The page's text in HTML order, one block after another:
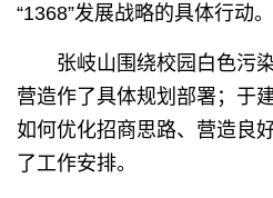
“1368”发展战略的具体行动。
张岐山围绕校园白色污
营造作了具体规划部署；于
如何优化招商思路、营造良
了工作安排。